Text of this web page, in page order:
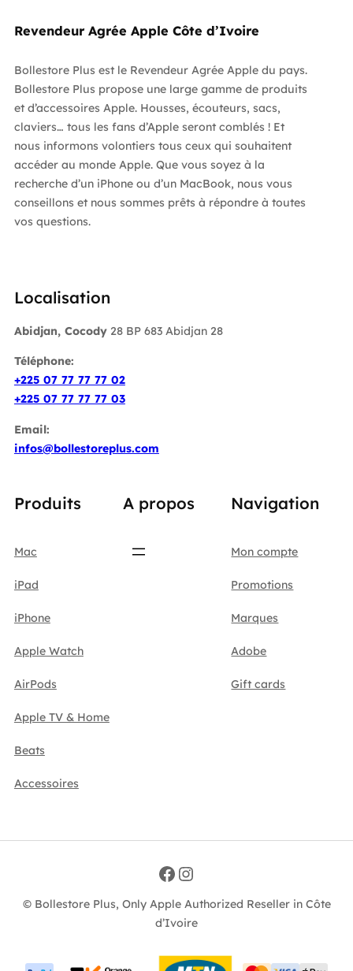
Revendeur Agrée Apple Côte d’Ivoire
Bollestore Plus est le Revendeur Agrée Apple du pays.
Bollestore Plus propose une large gamme de produits
et d’accessoires Apple. Housses, écouteurs, sacs,
claviers… tous les fans d’Apple seront comblés ! Et
nous informons volontiers tous ceux qui souhaitent
accéder au monde Apple. Que vous soyez à la
recherche d’un iPhone ou d’un MacBook, nous vous
conseillons et nous sommes prêts à répondre à toutes
vos questions.
Localisation
Abidjan, Cocody28 BP 683 Abidjan 28
Téléphone:
+225 07 77 77 77 02
+225 07 77 77 77 03
Email:
infos@bollestoreplus.com
Produits
Mac
iPad
iPhone
Apple Watch
AirPods
Apple TV & Home
Beats
Accessoires
A propos Navigation
Mon compte
Promotions
Marques
Adobe
Gift cards
Facebook Instagram
© Bollestore Plus, Only Apple Authorized Reseller in Côte
d’Ivoire